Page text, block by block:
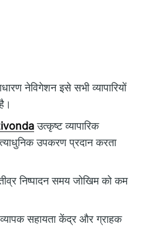
नेविगेशन इसे सभी व्यापारियों
उत्कृष्ट व्यापारिक
उपकरण प्रदान करता
निष्पादन समय जोखिम को कम
सहायता केंद्र और ग्राहक